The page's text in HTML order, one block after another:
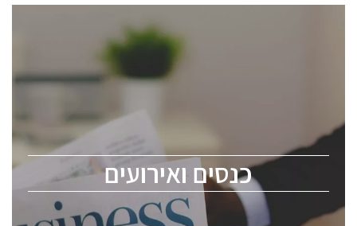
כנסים ואירועים
כנסים ואירועים
לכל העוסקים בתעשיית הסמיקונדקטור כולל מהנדסים,
ChipEx2026 will be held on May 12-13, 2026. The
conference is intended for everyone involved in the